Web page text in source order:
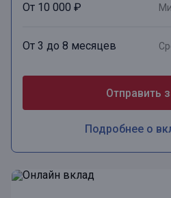
От 10 000 ₽
От 3 до 8 месяцев
Отправить
Подробнее о